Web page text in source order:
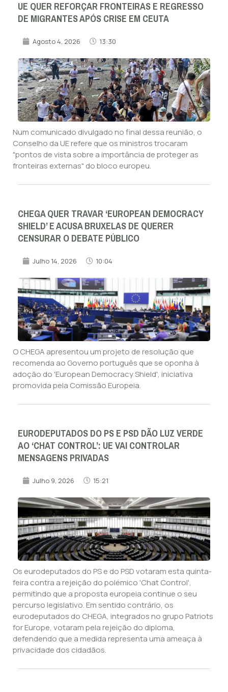
UE QUER REFORÇAR FRONTEIRAS E REGRESSO
DE MIGRANTES APÓS CRISE EM CEUTA
Agosto 4, 2026 13:30
Num comunicado divulgado no final dessa reunião, o
Conselho da UE refere que os ministros trocaram
"pontos de vista sobre a importância de proteger as
fronteiras externas" do bloco europeu.
CHEGA QUER TRAVAR ‘EUROPEAN DEMOCRACY
SHIELD’ E ACUSA BRUXELAS DE QUERER
CENSURAR O DEBATE PÚBLICO
Julho 14, 2026 10:04
O CHEGA apresentou um projeto de resolução que
recomenda ao Governo português que se oponha à
adoção do 'European Democracy Shield', iniciativa
promovida pela Comissão Europeia.
EURODEPUTADOS DO PS E PSD DÃO LUZ VERDE
AO ‘CHAT CONTROL’: UE VAI CONTROLAR
MENSAGENS PRIVADAS
Julho 9, 2026 15:21
Os eurodeputados do PS e do PSD votaram esta quinta-
feira contra a rejeição do polémico 'Chat Control',
permitindo que a proposta europeia continue o seu
percurso legislativo. Em sentido contrário, os
eurodeputados do CHEGA, integrados no grupo Patriots
for Europe, votaram pela rejeição do diploma,
defendendo que a medida representa uma ameaça à
privacidade dos cidadãos.